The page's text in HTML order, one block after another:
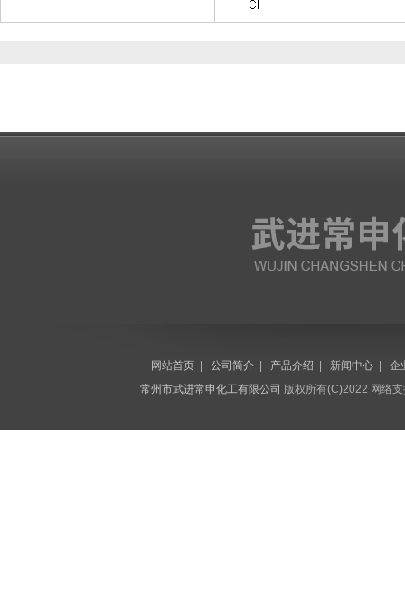
网站首页| 公司简介| 产品介绍 新闻中心| 企
常州市武进常申化工有限公司 版权所有(C)2022 网络